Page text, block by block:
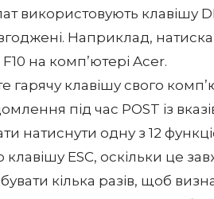
використовують клавішу
Наприклад,
на комп’ютері Acer.
гарячу клавішу свого
під час POST із
натиснути одну з 12
клавішу ESC, оскільки це
кілька разів, щоб